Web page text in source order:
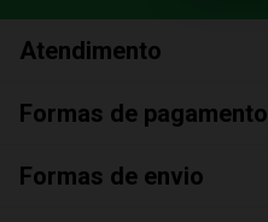
Atendimento
Formas de pagamento
Formas de envio